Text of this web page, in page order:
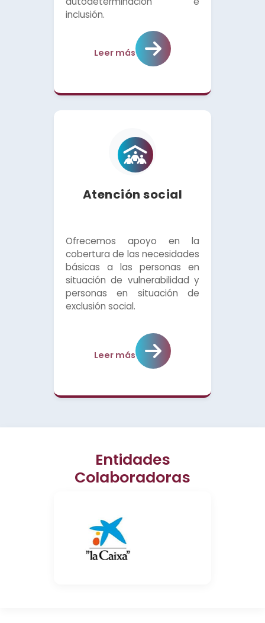
inclusión.
Leer más
Atención social
Ofrecemos apoyo en la
cobertura de las necesidades
básicas a las personas en
situación de vulnerabilidad y
personas en situación de
exclusión social.
Leer más
Entidades
Colaboradoras